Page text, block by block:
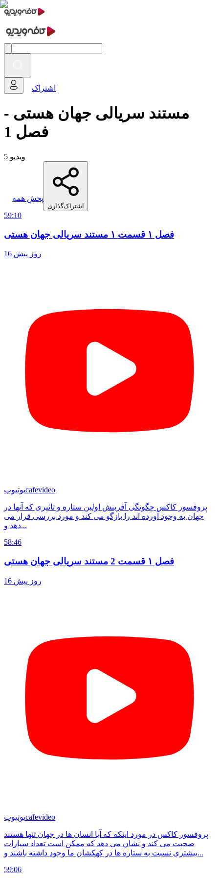
اشتراک
مستند سریالی جهان هستی -
فصل 1
5 ویدیو
پخش همه
اشتراک‌گذاری
59:10
فصل ۱ قسمت ۱ مستند سریالی جهان هستی
16 روز پیش
یوتیوبcafevideo
پروفسور کاکس چگونگی آفرینش اولین ستاره و تاثیری که آنها در
جهان به وجود آورده اند را بازگو می کند و مورد بررسی قرار می
دهد و...
58:46
فصل ۱ قسمت 2 مستند سریالی جهان هستی
16 روز پیش
یوتیوبcafevideo
پروفسور کاکس در مورد اینکه که آیا انسان ها در جهان تنها هستند
صحبت می کند و نشان می دهد که ممکن است تعداد سیارات
بیشتری نسبت به ستاره ها در کهکشان ما وجود داشته باشند و...
59:06